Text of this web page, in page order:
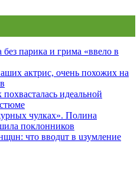
парика и грима «ввело в
актрис, очень похожих на
идеальной
чулках». Полина
поклонников
что вводuт в uзумление